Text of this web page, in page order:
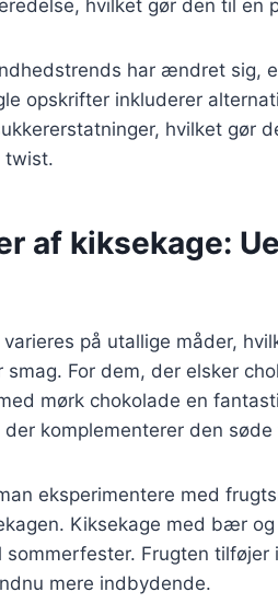
hvilket gør den til
har ændret sig,
opskrifter inkluderer
hvilket gør
twist.
af kiksekage:
på utallige måder,
smag. For dem, der elsker
mørk chokolade en
der komplementerer den
eksperimentere med
Kiksekage med bær
Frugten tilføjer
mere indbydende.